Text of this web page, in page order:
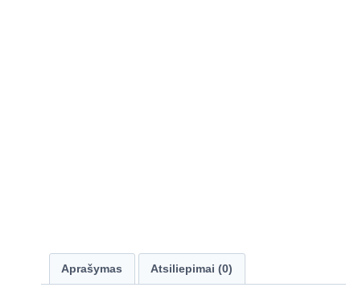
Aprašymas Atsiliepimai (0)